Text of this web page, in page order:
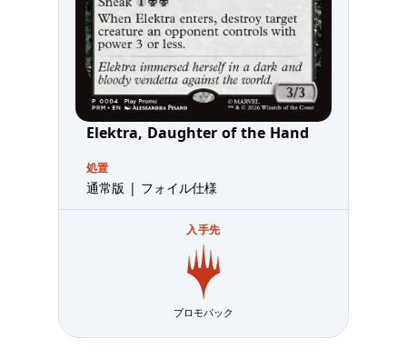
Elektra, Daughter of the Hand
処置
通常版 | フォイル仕様
入手先
プロモパック